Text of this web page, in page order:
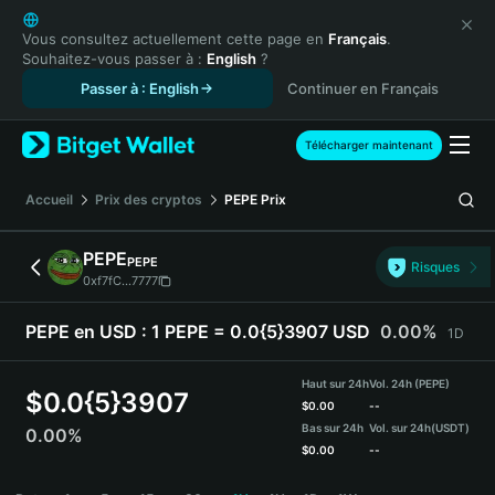
English
日本語
Tiếng Việt
Español (Latinoamérica)
Türkçe
Français
Deutsch
简体中文
繁體中文
Português (Portugal)
Bahasa Indonesia
ภาษาไทย
Español
Español (Argentina)
Vous consultez actuellement cette page en Français.
Souhaitez-vous passer à : English ?
Passer à : English
Continuer en Français
Télécharger maintenant
Accueil Prix des cryptos PEPE Prix
PEPEPEPE
0xf7fC...7777
Risques
PEPE en USD : 1 PEPE = 0.0{5}3907 USD 0.00% 1D
$0.0{5}3907
0.00%
Haut sur 24h
$0.00
Bas sur 24h
$0.00
Vol. 24h (PEPE)
--
Vol. sur 24h(USDT)
--